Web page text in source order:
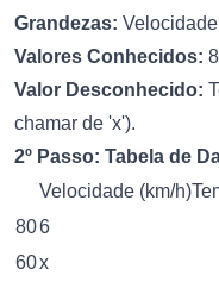
Grandezas:
Valores Conhecidos:
Valor Desconhecido:
chamar de 'x').
2º Passo: Tabela de
Velocidade (km/
806
60x